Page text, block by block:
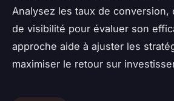
Analysez les taux de conversion,
de visibilité pour évaluer son
approche aide à ajuster les
maximiser le retour sur